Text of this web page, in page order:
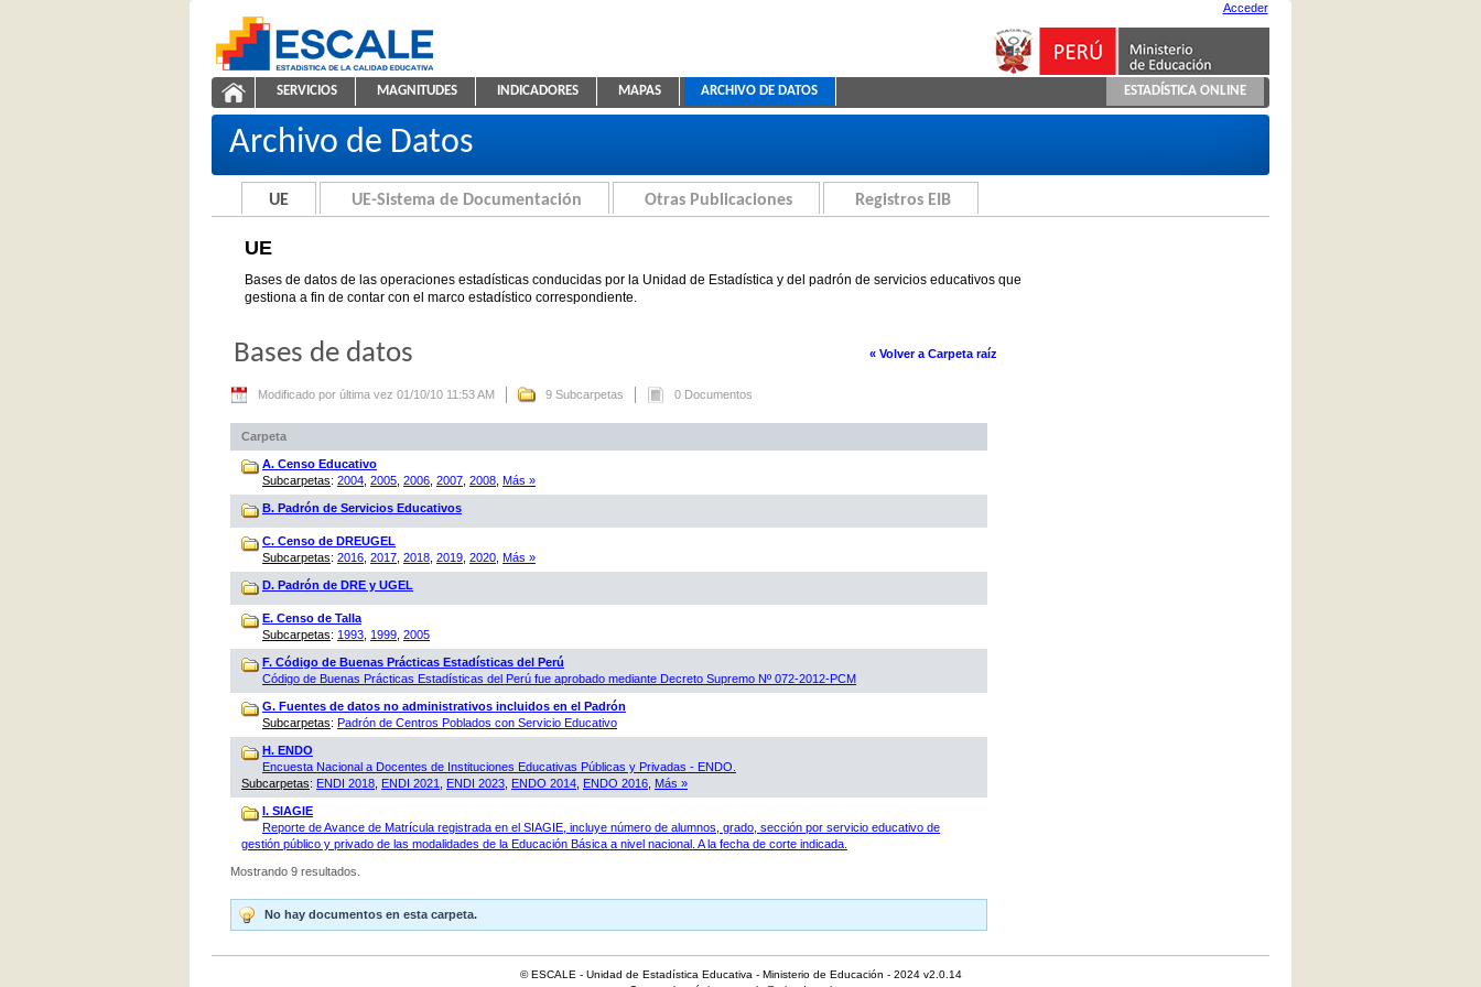
ESCALE - Unidad de Estadística Educativa
UE
Acceder
NAVEGACIÓN
SERVICIOS MAGNITUDES INDICADORES MAPAS ARCHIVO DE DATOS ESTADÍSTICA ONLINE
Archivo de Datos
UE UE-Sistema de Documentación Otras Publicaciones Registros EIB
UE
Bases de datos de las operaciones estadísticas conducidas por la Unidad de Estadística y del padrón de servicios educativos que
gestiona a fin de contar con el marco estadístico correspondiente.
« Volver a Carpeta raíz
Bases de datos
Modificado por última vez 01/10/10 11:53 AM 9 Subcarpetas 0 Documentos
Carpeta
A. Censo Educativo
Subcarpetas: 2004 2005 2006 2007 2008 Más »
B. Padrón de Servicios Educativos
C. Censo de DREUGEL
Subcarpetas: 2016 2017 2018 2019 2020 Más »
D. Padrón de DRE y UGEL
E. Censo de Talla
Subcarpetas: 1993 1999 2005
F. Código de Buenas Prácticas Estadísticas del Perú
Código de Buenas Prácticas Estadísticas del Perú fue aprobado mediante Decreto Supremo Nº 072-2012-PCM
G. Fuentes de datos no administrativos incluidos en el Padrón
Subcarpetas: Padrón de Centros Poblados con Servicio Educativo
H. ENDO
Encuesta Nacional a Docentes de Instituciones Educativas Públicas y Privadas - ENDO.
Subcarpetas: ENDI 2018 ENDI 2021 ENDI 2023 ENDO 2014 ENDO 2016 Más »
I. SIAGIE
Reporte de Avance de Matrícula registrada en el SIAGIE, incluye número de alumnos, grado, sección por servicio educativo de
gestión público y privado de las modalidades de la Educación Básica a nivel nacional. A la fecha de corte indicada.
Mostrando 9 resultados.
No hay documentos en esta carpeta.
© ESCALE - Unidad de Estadística Educativa - Ministerio de Educación - 2024 v2.0.14